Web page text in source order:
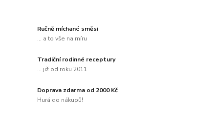
Ručně míchané směsi
... a to vše na míru
Tradiční rodinné receptury
... již od roku 2011
Doprava zdarma od 2000 Kč
Hurá do nákupů!